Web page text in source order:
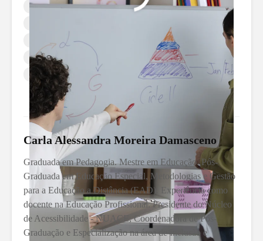
Aprendizagem ativa
Currículo escolar
Educação eficaz
Formação de Professores
Gestão educacional
Metodologia de Ensino
Planejamento pedagógico
Teoria e prática
Carla Alessandra Moreira Damasceno
Graduada em Pedagogia. Mestre em Educação. Pós-
Graduada em Educação Especial, Metodologias e Gestão
para a Educação a Distância (EAD). Experiência como
docente na Educação Profissional. Presidente do Núcleo
de Acessibilidade - NUACE, Coordenadora de Pós-
Graduação e Especialização na área de Inclusão e